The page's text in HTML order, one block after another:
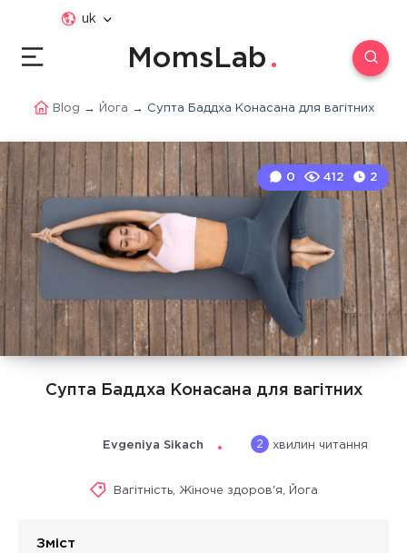
uk
MomsLab
Blog → Йога → Супта Баддха Конасана для вагітних
Супта Баддха Конасана для вагітних
0 412 2
Evgeniya Sikach 2 хвилин читання
Вагітність Жіноче здоров'я Йога
Зміст